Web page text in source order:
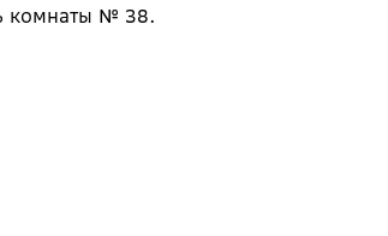
комнаты № 38.